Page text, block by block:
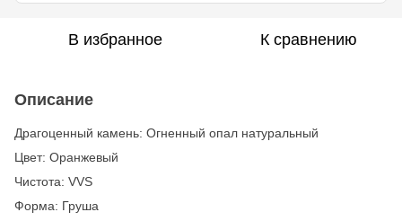
В избранное К сравнению
Описание
Драгоценный камень: Огненный опал натуральный
Цвет: Оранжевый
Чистота: VVS
Форма: Груша